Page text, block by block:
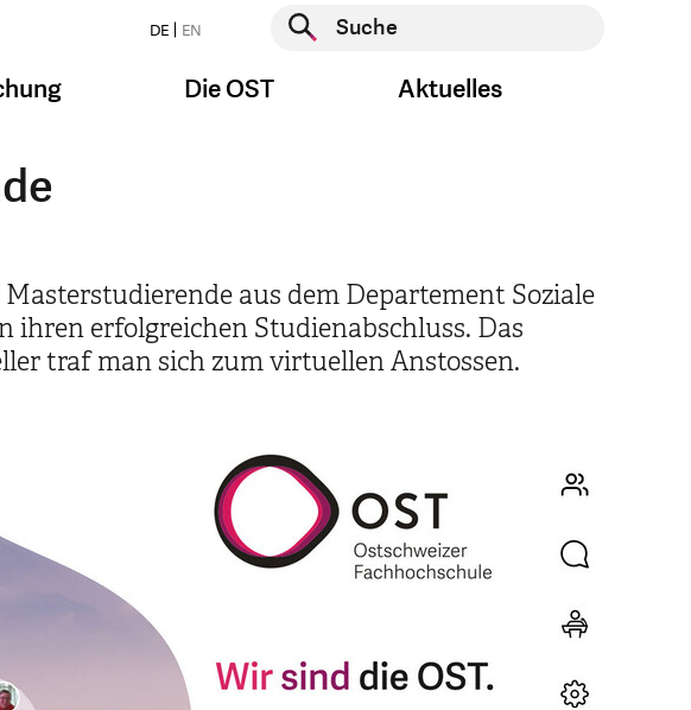
DE EN
Suche starten
Die OST Aktuelles
Masterstudierende aus dem Departement Soziale
ihren erfolgreichen Studienabschluss. Das
traf man sich zum virtuellen Anstossen.